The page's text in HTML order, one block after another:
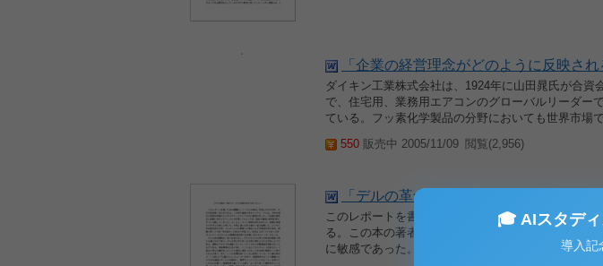
「企業の経営理念がどのように反映され
ダイキン工業株式会社は、1924年に山田晁氏が合資
で、住宅用、業務用エアコンのグローバルリーダー
ている。フッ素化学製品の分野においても世界市場
550 販売中 2005/11/09 閲覧(2,956)
「デルの革命」を読んで−デルから学べ
このレポートを書くための課題として「デルの革命
る。この本の著者であるマイケル・デルは、子供の
に敏感であった。十五歳の誕生日に両親にせがんで
🎓 AIスタデ
導入記